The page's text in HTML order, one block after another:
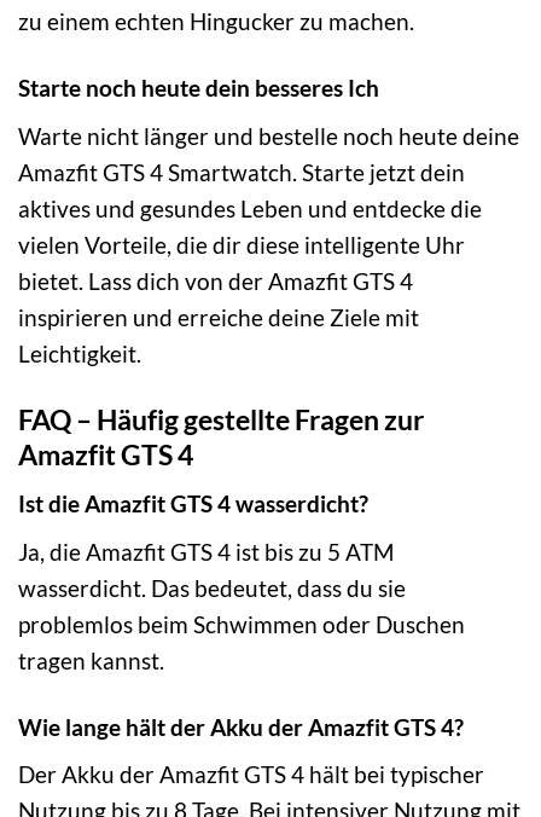
zu einem echten Hingucker zu machen.
Starte noch heute dein besseres Ich
Warte nicht länger und bestelle noch heute deine
Amazfit GTS 4 Smartwatch. Starte jetzt dein
aktives und gesundes Leben und entdecke die
vielen Vorteile, die dir diese intelligente Uhr
bietet. Lass dich von der Amazfit GTS 4
inspirieren und erreiche deine Ziele mit
Leichtigkeit.
FAQ – Häufig gestellte Fragen zur
Amazfit GTS 4
Ist die Amazfit GTS 4 wasserdicht?
Ja, die Amazfit GTS 4 ist bis zu 5 ATM
wasserdicht. Das bedeutet, dass du sie
problemlos beim Schwimmen oder Duschen
tragen kannst.
Wie lange hält der Akku der Amazfit GTS 4?
Der Akku der Amazfit GTS 4 hält bei typischer
Nutzung bis zu 8 Tage. Bei intensiver Nutzung mit